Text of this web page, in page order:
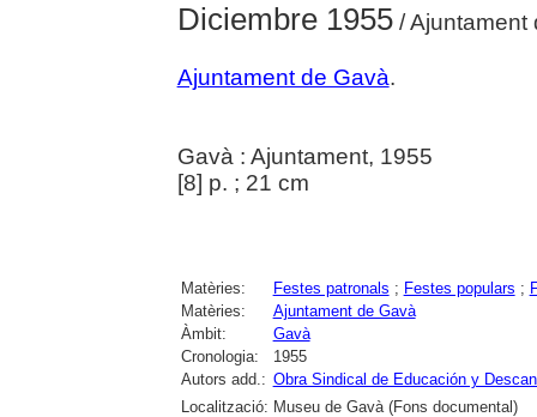
Diciembre 1955/ Ajuntament
Ajuntament de Gavà.
Gavà : Ajuntament, 1955
[8] p. ; 21 cm
Matèries: Festes patronals ; Festes populars ;
Matèries:
Ajuntament de Gavà
Àmbit:
Gavà
Cronologia:
1955
Autors add.: Obra Sindical de Educación y
Localització: Museu de Gavà (Fons documental)